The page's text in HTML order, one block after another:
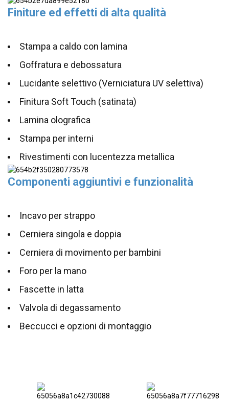
Finiture ed effetti di alta qualità
Stampa a caldo con lamina
Goffratura e debossatura
Lucidante selettivo (Verniciatura UV selettiva)
Finitura Soft Touch (satinata)
Lamina olografica
Stampa per interni
Rivestimenti con lucentezza metallica
Componenti aggiuntivi e funzionalità
Incavo per strappo
Cerniera singola e doppia
Cerniera di movimento per bambini
Foro per la mano
Fascette in latta
Valvola di degassamento
Beccucci e opzioni di montaggio